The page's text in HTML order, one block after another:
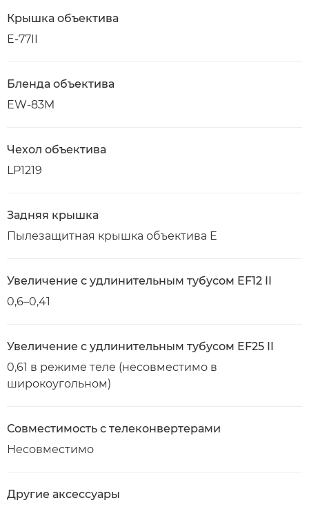
Крышка объектива
E-77II
Бленда объектива
EW-83M
Чехол объектива
LP1219
Задняя крышка
Пылезащитная крышка объектива E
Увеличение с удлинительным тубусом EF12 II
0,6–0,41
Увеличение с удлинительным тубусом EF25 II
0,61 в режиме теле (несовместимо в
широкоугольном)
Совместимость с телеконвертерами
Несовместимо
Другие аксессуары